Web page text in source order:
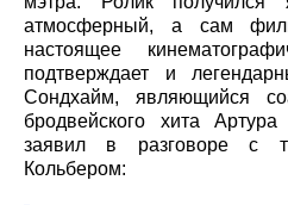
атмосферный, а сам
настоящее
подтверждает и
Сондхайм, являющийся
бродвейского хита
заявил в разговоре с
Кольбером: